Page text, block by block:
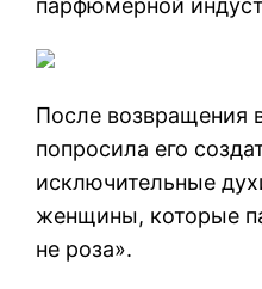
парфюмерной
После возвращения
попросила его
исключительные
женщины, которые
не роза».